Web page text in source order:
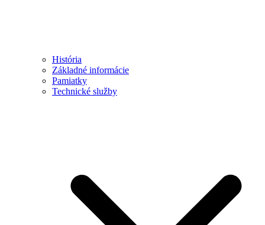
História
Základné informácie
Pamiatky
Technické služby